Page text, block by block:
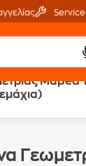
Maped